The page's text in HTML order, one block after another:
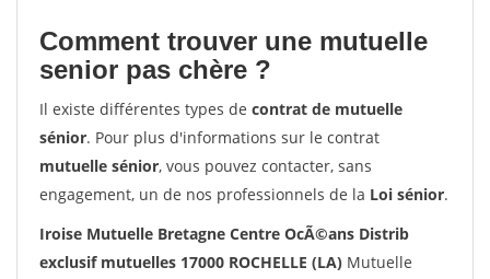
Comment trouver une mutuelle
senior pas chère ?
Il existe différentes types de contrat de mutuelle
sénior. Pour plus d'informations sur le contrat
mutuelle sénior, vous pouvez contacter, sans
engagement, un de nos professionnels de la Loi sénior.
Iroise Mutuelle Bretagne Centre OcÃ©ans Distrib
exclusif mutuelles 17000 ROCHELLE (LA) Mutuelle